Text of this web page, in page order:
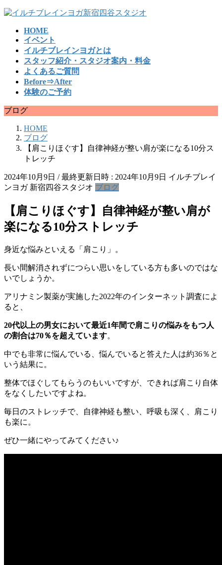
コ
プ
ナ
動
HOME
イベント
イルチブレインヨガとは
スタッフ紹介・スタジオ案内・料金
よくあるご質問
Before⇒After
体験のご予約
ブログ
HOME
ブログ
【肩こりほぐす】自律神経が整い肩が楽になる10分ス
トレッチ
2024年10月9日 / 最終更新日時 : 2024年10月9日 イルチブレイ
ンヨガ 新宿四谷スタジオ ブログ
【肩こりほぐす】自律神経が整い肩が
楽になる10分ストレッチ
身近な悩みといえる「肩こり」。
長い間解消されずにつらい思いをしている方も多いのではな
いでしょうか。
アリナミン製薬が実施した2022年のインターネット調査によ
ると、
20代以上の男女において最近1年間で肩こりの悩みをもつ人
の割合は70％を超えています。
中でも非常に悩んでいる、悩んでいると答えた人は約36％と
いう結果に。
整体でほぐしてもらうのもいいですが、できれば肩こり自体
をなくしたいですよね。
毎日のストレッチで、自律神経も整い、呼吸も深く、肩こり
も楽に。
ぜひ一緒にやってみてください♪